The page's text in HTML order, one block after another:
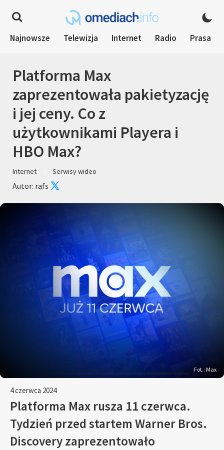
Najnowsze Telewizja Internet Radio Prasa
Platforma Max
zaprezentowała pakietyzację
i jej ceny. Co z
użytkownikami Playera i
HBO Max?
Internet Serwisy wideo
Autor: rafs
Fot.: Max
4 czerwca 2024
Platforma Max rusza 11 czerwca.
Tydzień przed startem Warner Bros.
Discovery zaprezentowało